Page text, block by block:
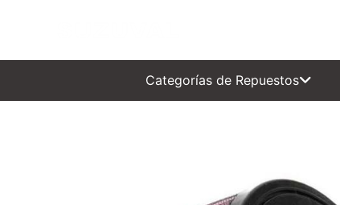
Categorías de Repuestos